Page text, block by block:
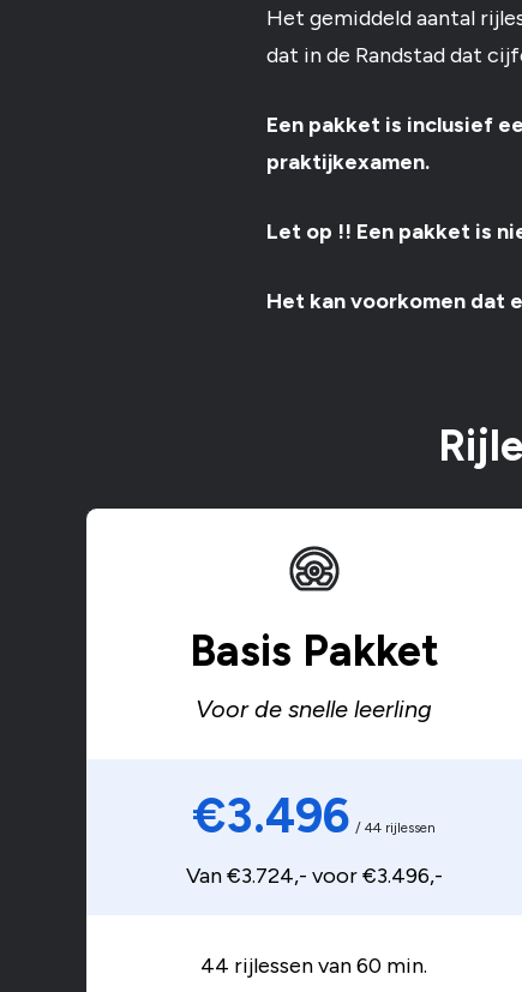
Het gemiddeld aantal
dat in de Randstad dat
Een pakket is inclusief
praktijkexamen.
Let op !! Een pakket is
Het kan voorkomen dat
Basis Pakket
Voor de snelle leerling
€3.496 / 44 rijlessen
Van €3.724,- voor €3.496,-
44 rijlessen van 60 min.